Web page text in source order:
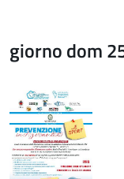
giorno dom